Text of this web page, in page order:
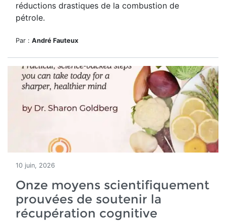
réductions drastiques de la combustion de
pétrole.
Par : André Fauteux
10 juin, 2026
Onze moyens scientifiquement
prouvées de soutenir la
récupération cognitive